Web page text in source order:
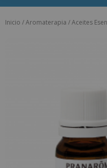
Inicio /Aromaterapia /Aceites